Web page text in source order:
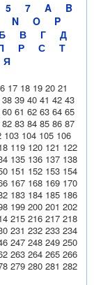
5 7 A
B
N O
P
Б В Г
Д
Р С
Т
Я
17 18 19 20 21
38 39 40 41 42 43
60 61 62 63 64 65
82 83 84 85 86 87
103 104 105 106
119 120 121 122
135 136 137 138
151 152 153 154
167 168 169 170
183 184 185 186
199 200 201 202
215 216 217 218
231 232 233 234
247 248 249 250
263 264 265 266
279 280 281 282